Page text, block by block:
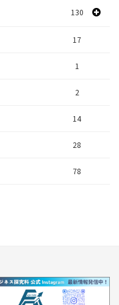
9
28
130
36
56
37
17
1
2
14
28
78